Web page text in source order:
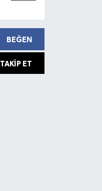
BEĞEN
TAKIP ET